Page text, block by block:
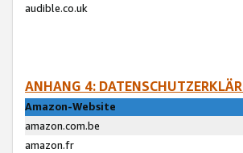
audible.co.uk
ANHANG 4:
Amazon-Website
amazon.com.be
amazon.fr